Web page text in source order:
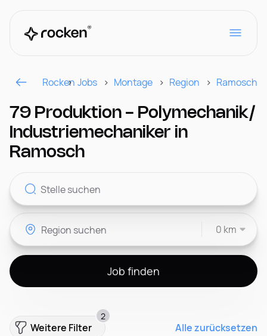
Für Arbeitgeber
Kontakt
Rocken Jobs Montage Region Ramosch
79 Produktion - Polymechanik/
Industriemechaniker in
Ramosch
0 km
Job finden
Weitere Filter
2
Alle zurücksetzen